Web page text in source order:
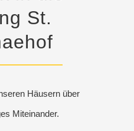
St.
Häusern über
Miteinander.